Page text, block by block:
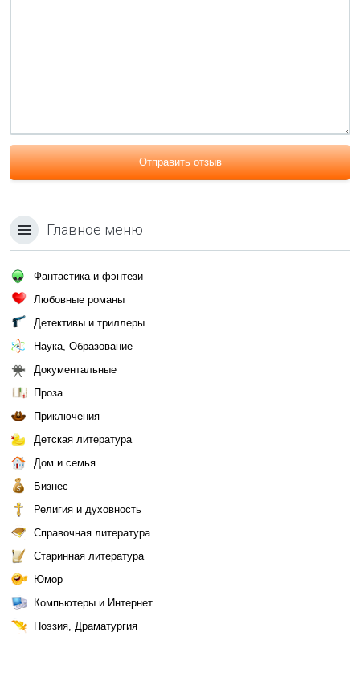
Отправить отзыв
Главное меню
Фантастика и фэнтези
Любовные романы
Детективы и триллеры
Наука, Образование
Документальные
Проза
Приключения
Детская литература
Дом и семья
Бизнес
Религия и духовность
Справочная литература
Старинная литература
Юмор
Компьютеры и Интернет
Поэзия, Драматургия